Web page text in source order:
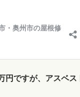
円ですが、アスベ